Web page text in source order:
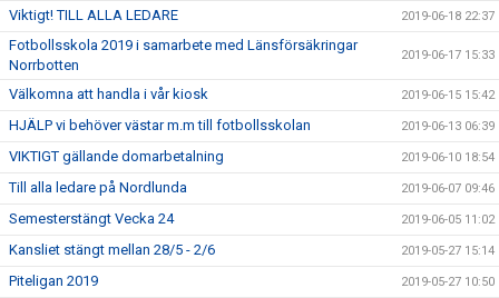
Viktigt! TILL ALLA LEDARE 2019-06-18 22:37
Fotbollsskola 2019 i samarbete med Länsförsäkringar
Norrbotten
2019-06-17 15:33
Välkomna att handla i vår kiosk 2019-06-15 15:42
HJÄLP vi behöver västar m.m till fotbollsskolan 2019-06-13 06:39
VIKTIGT gällande domarbetalning 2019-06-10 18:54
Till alla ledare på Nordlunda 2019-06-07 09:46
Semesterstängt Vecka 24 2019-06-05 11:02
Kansliet stängt mellan 28/5 - 2/6 2019-05-27 15:14
Piteligan 2019 2019-05-27 10:50